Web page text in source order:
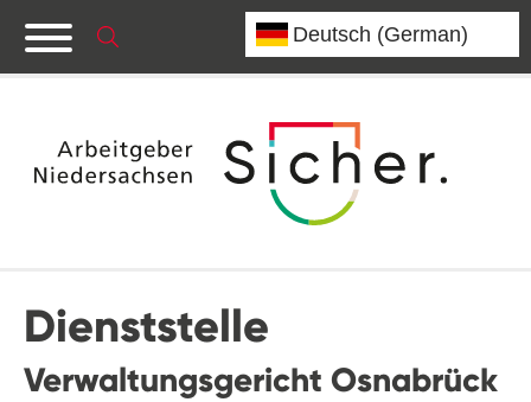
Dienststelle
Verwaltungsgericht Osnabrück